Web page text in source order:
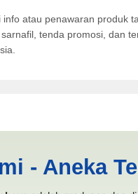
atau penawaran produk
tenda promosi, dan
- Aneka